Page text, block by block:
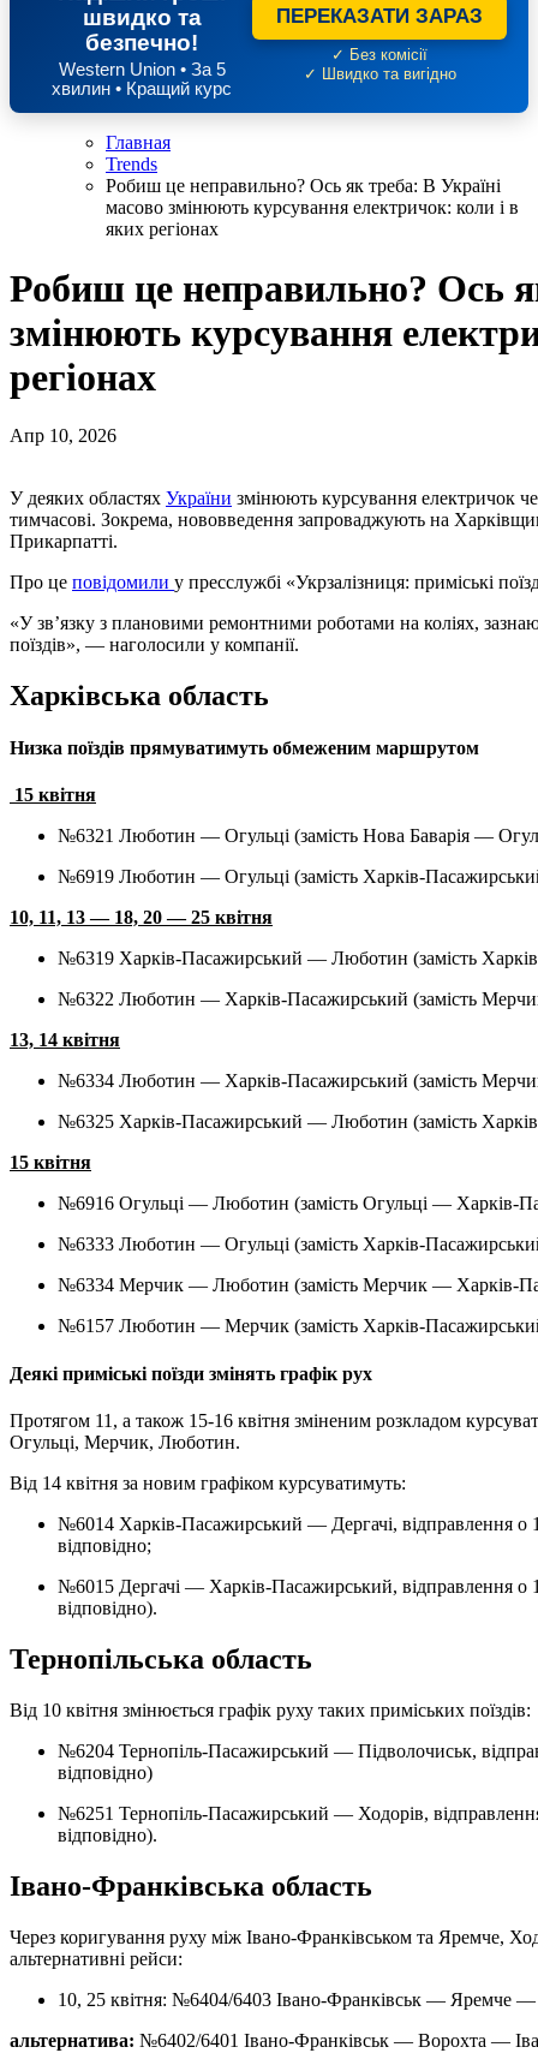
швидко та
безпечно!
Western Union • За 5
хвилин • Кращий курс
ПЕРЕКАЗАТИ ЗАРАЗ
✓ Без комісії
✓ Швидко та вигідно
Главная
Trends
Робиш це неправильно? Ось як треба: В Україні
масово змінюють курсування електричок: коли і в
яких регіонах
Робиш це неправильно? Ось
змінюють курсування
регіонах
Апр 10, 2026
У деяких областях України змінюють курсування електричок
тимчасові. Зокрема, нововведення запроваджують на
Прикарпатті.
Про це повідомили у пресслужбі «Укрзалізниця: приміські
«У зв’язку з плановими ремонтними роботами на коліях,
поїздів», — наголосили у компанії.
Харківська область
Низка поїздів прямуватимуть обмеженим маршрутом
15 квітня
№6321 Люботин — Огульці (замість Нова Баварія —
№6919 Люботин — Огульці (замість Харків-
10, 11, 13 — 18, 20 — 25 квітня
№6319 Харків-Пасажирський — Люботин (замість
№6322 Люботин — Харків-Пасажирський (замість
13, 14 квітня
№6334 Люботин — Харків-Пасажирський (замість
№6325 Харків-Пасажирський — Люботин (замість
15 квітня
№6916 Огульці — Люботин (замість Огульці — Харків-
№6333 Люботин — Огульці (замість Харків-
№6334 Мерчик — Люботин (замість Мерчик — Харків-
№6157 Люботин — Мерчик (замість Харків-
Деякі приміські поїзди змінять графік рух
Протягом 11, а також 15-16 квітня зміненим розкладом
Огульці, Мерчик, Люботин.
Від 14 квітня за новим графіком курсуватимуть:
№6014 Харків-Пасажирський — Дергачі, відправлення о 19:06, прибуття о 19:33 (замість 19:31 та 19:58
відповідно;
№6015 Дергачі — Харків-Пасажирський, відправлення о 19:45, прибуття о 20:15 (замість 20:10 та 20:40
відповідно).
Тернопільська область
Від 10 квітня змінюється графік руху таких приміських поїздів:
№6204 Тернопіль-Пасажирський — Підволочиськ, відправлення о 09:20, прибуття о 10:38 (замість 08:52 та 10:10
відповідно)
№6251 Тернопіль-Пасажирський — Ходорів, відправлення о 08:56, прибуття о 13:31 (замість 09:02 та 13:37
відповідно).
Івано-Франківська область
Через коригування руху між Івано-Франківськом та Яремче,
альтернативні рейси:
10, 25 квітня: №6404/6403 Івано-Франківськ — Яремче —
альтернатива: №6402/6401 Івано-Франківськ — Ворохта —